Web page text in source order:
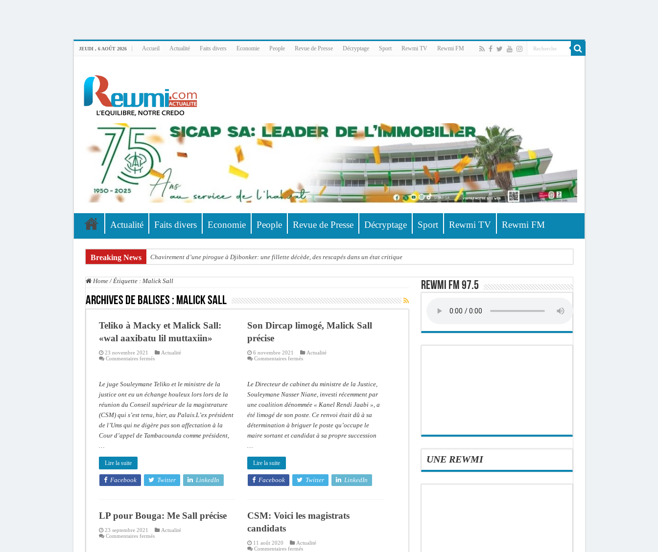
JEUDI , 6 AOÛT 2026 Accueil Actualité Faits divers Economie People Revue de Presse Décryptage Sport Rewmi TV Rewmi FM
Actualité Faits divers Economie People Revue de Presse Décryptage Sport Rewmi TV Rewmi FM
Breaking News Chavirement d’une pirogue à Djibonker: une fillette décède, des rescapés dans un état critique
Kamb, l’Inspecteur de la jeunesse et des sports Guéladio Ba en tournée, un important lot de matériels sanitaire octroyé
« Quand le mandat s’achève, les discours ne suffisent plus » (Mamadou AW-Candidat à la mairie de Golf Sud)
Le Sénégal bénéficie de trois nouveaux financements de la Banque mondiale d’un montant global de 220,71 milliards de francs CFA
Linguère : Un élève de 14 ans meurt noyé dans un bassin de rétention
Assemblée nationale : Sonko valide onze dossiers chauds
Passation de service au 3FPT : Soulèye Kane officiellement installé, il décline ses orientations
Home / Étiquette : Malick Sall
Archives de balises : Malick Sall
Teliko à Macky et Malick Sall:
«wal aaxibatu lil muttaxiin»
23 novembre 2021
Actualité
Commentaires ferméssur
et
Malick
Sall:
«wal
aaxibatu
muttaxiin»
Le juge Souleymane Teliko et le ministre de la
justice ont eu un échange houleux lors lors de la
réunion du Conseil supérieur de la magistrature
(CSM) qui s’est tenu, hier, au Palais.L’ex président
de l’Ums qui ne digère pas son affectation à la
Cour d’appel de Tambacounda comme président,
Lire la suite
Facebook Twitter LinkedIn
Son Dircap limogé, Malick Sall
précise
6 novembre 2021
Actualité
Commentaires ferméssur
Malick
Sall
précise
Le Directeur de cabinet du ministre de la Justice,
Souleymane Nasser Niane, investi récemment par
une coalition dénommée « Kanel Rendi Jaabi », a
été limogé de son poste. Ce renvoi était dû à sa
détermination à briguer le poste qu’occupe le
maire sortant et candidat à sa propre succession
Lire la suite
Facebook Twitter LinkedIn
LP pour Bouga: Me Sall précise
23 septembre 2021
Actualité
Commentaires ferméssur
CSM: Voici les magistrats
candidats
11 août 2020
Actualité
Commentaires ferméssur
Rewmi FM 97.5
UNE REWMI